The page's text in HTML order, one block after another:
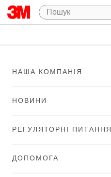
НАША КОМПАНІЯ
НОВИНИ
РЕГУЛЯТОРНІ ПИТАННЯ
ДОПОМОГА